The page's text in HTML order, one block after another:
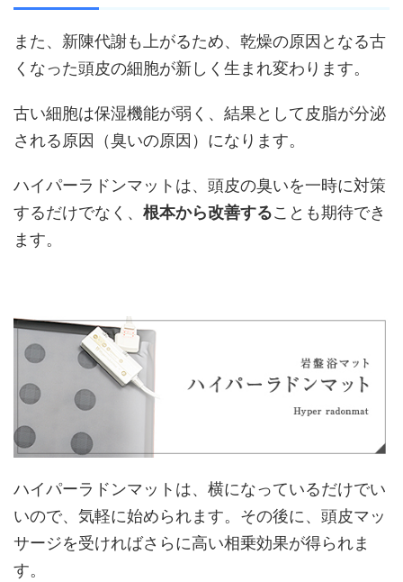
また、新陳代謝も上がるため、乾燥の原因となる古
くなった頭皮の細胞が新しく生まれ変わります。
古い細胞は保湿機能が弱く、結果として皮脂が分泌
される原因（臭いの原因）になります。
ハイパーラドンマットは、頭皮の臭いを一時に対策
するだけでなく、 根本から改善することも期待でき
ます。
ハイパーラドンマットは、横になっているだけでい
いので、気軽に始められます。その後に、頭皮マッ
サージを受ければさらに高い相乗効果が得られま
す。